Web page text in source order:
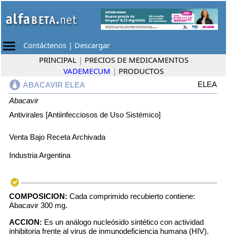
Contáctenos | Descargar
PRINCIPAL | PRECIOS DE MEDICAMENTOS
VADEMECUM | PRODUCTOS
ABACAVIR ELEA
ELEA
Abacavir
Antivirales [Antiinfecciosos de Uso Sistémico]
Venta Bajo Receta Archivada
Industria Argentina
COMPOSICION: Cada comprimido recubierto contiene:
Abacavir 300 mg.
ACCION: Es un análogo nucleósido sintético con actividad
inhibitoria frente al virus de inmunodeficiencia humana (HIV).